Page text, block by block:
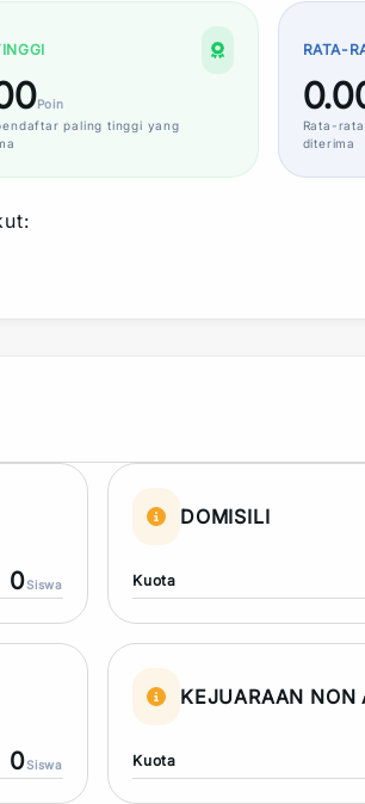
Poin
paling tinggi yang
RATA-
Rata-rata
diterima
0Siswa
DOMISILI
Kuota
0Siswa
KEJUARAAN NON
Kuota